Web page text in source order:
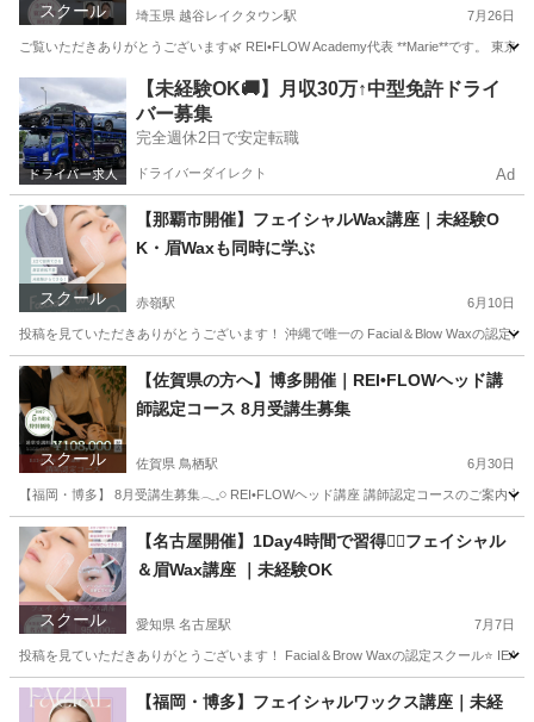
スクール 埼玉県 越谷レイクタウン駅 7月26日
ご覧いただきありがとうございます🌿 REI•FLOW Academy代表 **Marie**です。 東
川越市 越谷レイクタウン駅 快眠 ヘッド
【未経験OK🚚】月収30万↑中型免許ドライ
バー募集
完全週休2日で安定転職
ドライバーダイレクト Ad
スクール
【那覇市開催】フェイシャルWax講座｜未経験O
K・眉Waxも同時に学ぶ
赤嶺駅 6月10日
投稿を見ていただきありがとうございます！ 沖縄で唯一の Facial＆Blow Waxの認定
沖縄 宮古郡 赤嶺駅 美容健康 フェイシャル
スクール
【佐賀県の方へ】博多開催｜REI•FLOWヘッド講
師認定コース 8月受講生募集
佐賀県 鳥栖駅 6月30日
【福岡・博多】 8月受講生募集𓂃𓈒𓏸 REI•FLOWヘッド講座 講師認定コースのご案内
佐賀 佐賀市 鳥栖駅 ヘッドスパ ヘッド
スクール
【名古屋開催】1Day4時間で習得❤️‍🔥フェイシャル
＆眉Wax講座 ｜未経験OK
愛知県 名古屋駅 7月7日
投稿を見ていただきありがとうございます！ Facial＆Brow Waxの認定スクール⭐️ IEA
愛知 名古屋市 名古屋駅
【福岡・博多】フェイシャルワックス講座｜未経